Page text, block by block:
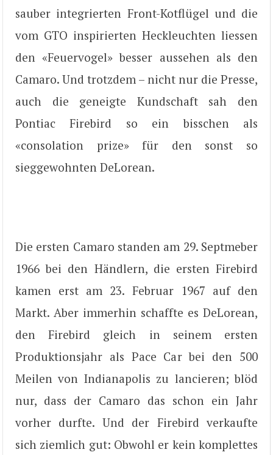
sauber integrierten Front-Kotflügel und die
vom GTO inspirierten Heckleuchten liessen
den «Feuervogel» besser aussehen als den
Camaro. Und trotzdem – nicht nur die Presse,
auch die geneigte Kundschaft sah den
Pontiac Firebird so ein bisschen als
«consolation prize» für den sonst so
sieggewohnten DeLorean.
Die ersten Camaro standen am 29. Septmeber
1966 bei den Händlern, die ersten Firebird
kamen erst am 23. Februar 1967 auf den
Markt. Aber immerhin schaffte es DeLorean,
den Firebird gleich in seinem ersten
Produktionsjahr als Pace Car bei den 500
Meilen von Indianapolis zu lancieren; blöd
nur, dass der Camaro das schon ein Jahr
vorher durfte. Und der Firebird verkaufte
sich ziemlich gut: Obwohl er kein komplettes